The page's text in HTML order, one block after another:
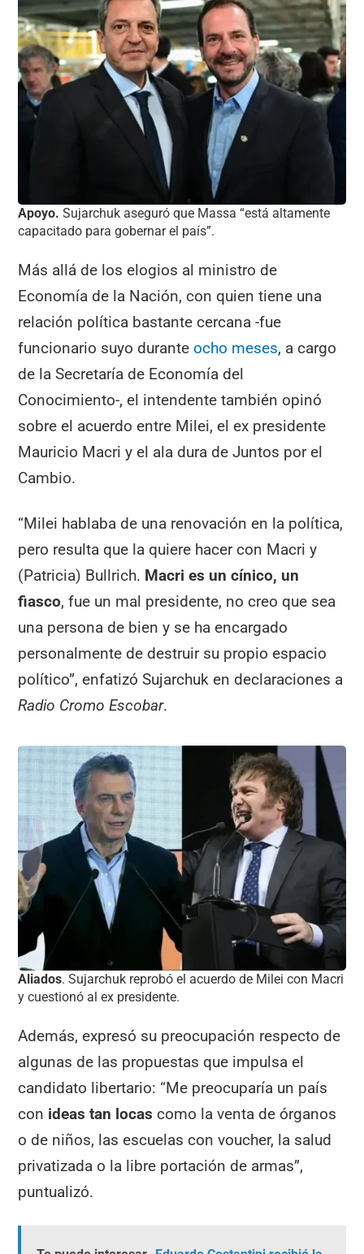
Apoyo. Sujarchuk aseguró que Massa “está altamente
capacitado para gobernar el país”.
Más allá de los elogios al ministro de
Economía de la Nación, con quien tiene una
relación política bastante cercana -fue
funcionario suyo duranteocho meses, a cargo
de la Secretaría de Economía del
Conocimiento-, el intendente también opinó
sobre el acuerdo entre Milei, el ex presidente
Mauricio Macri y el ala dura de Juntos por el
Cambio.
“Milei hablaba de una renovación en la política,
pero resulta que la quiere hacer con Macri y
(Patricia) Bullrich. Macri es un cínico, un
fiasco, fue un mal presidente, no creo que sea
una persona de bien y se ha encargado
personalmente de destruir su propio espacio
político”, enfatizó Sujarchuk en declaraciones a
Radio Cromo Escobar.
Aliados. Sujarchuk reprobó el acuerdo de Milei con Macri
y cuestionó al ex presidente.
Además, expresó su preocupación respecto de
algunas de las propuestas que impulsa el
candidato libertario: “Me preocuparía un país
con ideas tan locas como la venta de órganos
o de niños, las escuelas con voucher, la salud
privatizada o la libre portación de armas”,
puntualizó.